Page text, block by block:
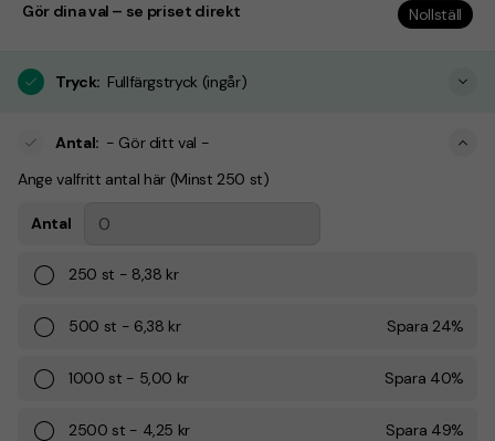
Gör dina val – se priset direkt Nollställ
Tryck: Fullfärgstryck (ingår)
Antal: - Gör ditt val -
Ange valfritt antal här (Minst 250 st)
Antal
250 st - 8,38 kr
500 st - 6,38 kr Spara 24%
1000 st - 5,00 kr Spara 40%
2500 st - 4,25 kr Spara 49%